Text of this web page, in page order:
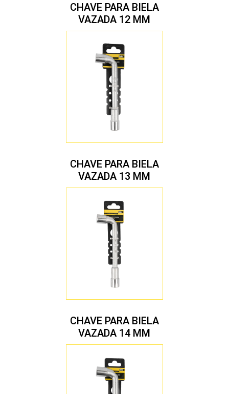
CHAVE PARA BIELA
VAZADA 12 MM
CHAVE PARA BIELA
VAZADA 13 MM
CHAVE PARA BIELA
VAZADA 14 MM